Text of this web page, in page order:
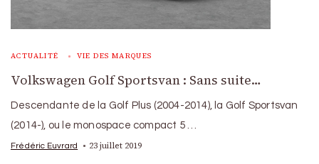
ACTUALITÉ VIE DES MARQUES
Volkswagen Golf Sportsvan : Sans suite…
Descendante de la Golf Plus (2004-2014), la Golf Sportsvan
(2014-), ou le monospace compact 5 …
Frédéric Euvrard 23 juillet 2019